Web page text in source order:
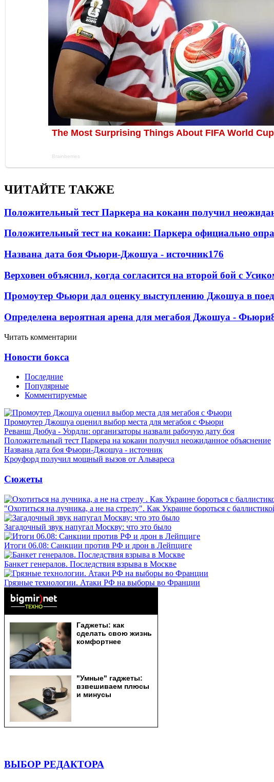
ЧИТАЙТЕ ТАКЖЕ
Положительный тест Паркера на кокаин получил
Положительный тест на кокаин: Паркера официально
Названа дата боя Фьюри-Джошуа - источник176
Верховен объяснил, когда согласится на второй бой с
Промоутер Фьюри дал оценку выступлению Джошуа в
Определена вероятная арена для мегабоя Джошуа - Фьюри
Читать комментарии
Новости бокса
Последние
Популярные
Комментируемые
Промоутер Джошуа оценил выбор места для мегабоя с Фьюри
Реванш Дюбуа - Уордли: организаторы назвали рабочую дату боя
Положительный тест Паркера на кокаин получил неожиданное объяснение
Названа дата боя Фьюри-Джошуа - источник
Кроуфорд получил мощный вызов от Альвареса
Сюжеты
"Охотиться на лучника, а не на стрелу". Как Украине бороться с
Загадочный звук напугал Москву: что это было
Итоги 06.08: Санкции против РФ и дрон в Лейпциге
Банкет генералов. Последствия взрыва в Москве
Грязные технологии. Атаки РФ на выборы во Франции
ВЫБОР РЕДАКТОРА